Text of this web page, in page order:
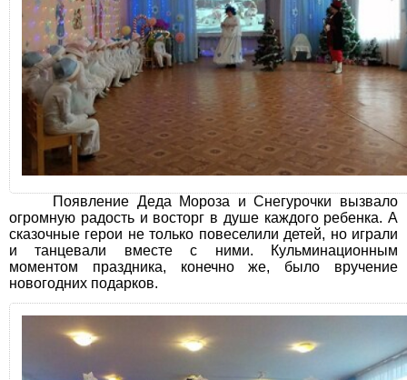
Появление Деда Мороза и Снегурочки вызвало
огромную радость и восторг в душе каждого ребенка. А
сказочные герои не только повеселили детей, но играли
и танцевали вместе с ними. Кульминационным
моментом праздника, конечно же, было вручение
новогодних подарков.